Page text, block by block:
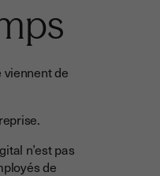
de
n’est pas
de